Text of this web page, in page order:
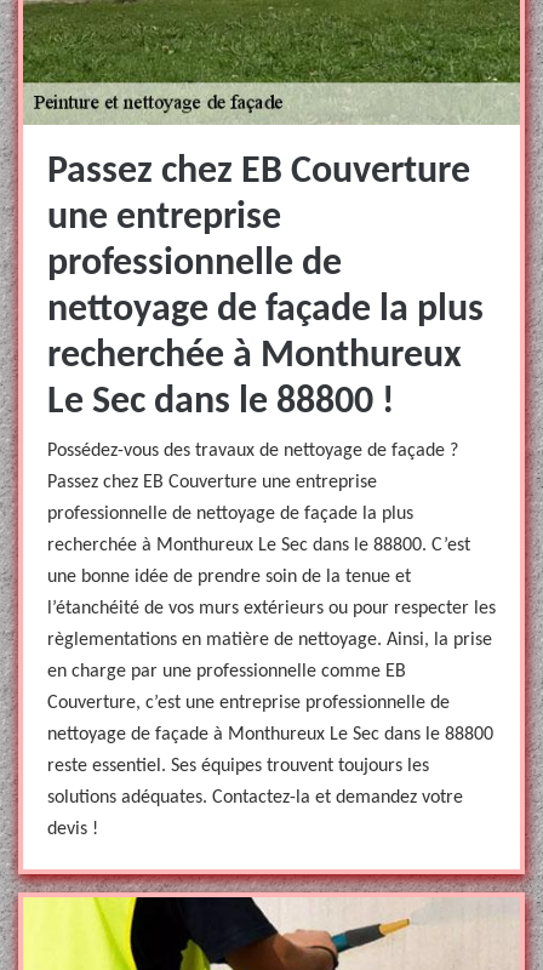
Passez chez EB Couverture
une entreprise
professionnelle de
nettoyage de façade la plus
recherchée à Monthureux
Le Sec dans le 88800 !
Possédez-vous des travaux de nettoyage de façade ?
Passez chez EB Couverture une entreprise
professionnelle de nettoyage de façade la plus
recherchée à Monthureux Le Sec dans le 88800. C’est
une bonne idée de prendre soin de la tenue et
l’étanchéité de vos murs extérieurs ou pour respecter les
règlementations en matière de nettoyage. Ainsi, la prise
en charge par une professionnelle comme EB
Couverture, c’est une entreprise professionnelle de
nettoyage de façade à Monthureux Le Sec dans le 88800
reste essentiel. Ses équipes trouvent toujours les
solutions adéquates. Contactez-la et demandez votre
devis !